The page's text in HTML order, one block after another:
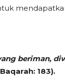
beriman,
183).